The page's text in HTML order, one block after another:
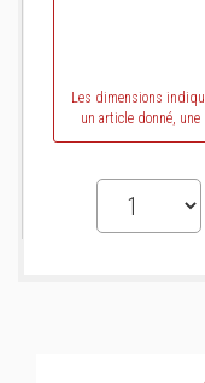
Les dimensions
un article donné,